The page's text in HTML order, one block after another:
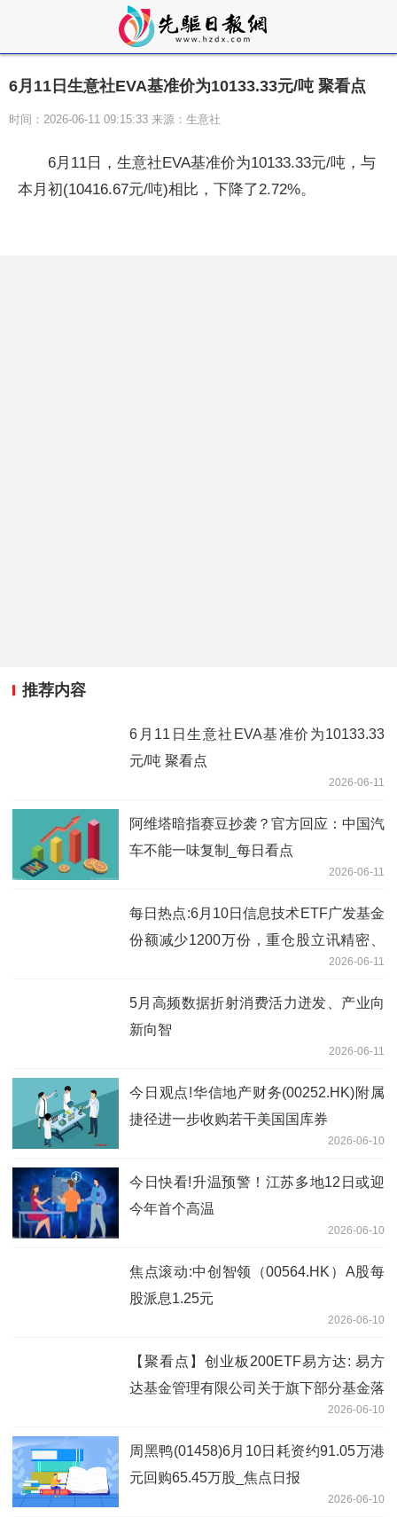
6月11日生意社EVA基准价为10133.33元/吨 聚看点
时间：2026-06-11 09:15:33 来源：生意社
6月11日，生意社EVA基准价为10133.33元/吨，与
本月初(10416.67元/吨)相比，下降了2.72%。
推荐内容
6月11日生意社EVA基准价为10133.33
元/吨 聚看点
2026-06-11
阿维塔暗指赛豆抄袭？官方回应：中国汽
车不能一味复制_每日看点
2026-06-11
每日热点:6月10日信息技术ETF广发基金
份额减少1200万份，重仓股立讯精密、
2026-06-11
5月高频数据折射消费活力迸发、产业向
新向智
2026-06-11
今日观点!华信地产财务(00252.HK)附属
捷径进一步收购若干美国国库券
2026-06-10
今日快看!升温预警！江苏多地12日或迎
今年首个高温
2026-06-10
焦点滚动:中创智领（00564.HK）A股每
股派息1.25元
2026-06-10
【聚看点】创业板200ETF易方达: 易方
达基金管理有限公司关于旗下部分基金落
实创业板中盘200指数编制方案修订相关
安排的公告
2026-06-10
周黑鸭(01458)6月10日耗资约91.05万港
元回购65.45万股_焦点日报
2026-06-10